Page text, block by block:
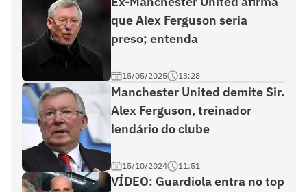
que Alex Ferguson seria
preso; entenda
15/05/2025 13:28
Manchester United demite Sir.
Alex Ferguson, treinador
lendário do clube
15/10/2024 11:51
VÍDEO: Guardiola entra no top